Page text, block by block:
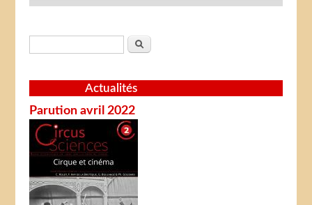
Formulaire de recherche
Rechercher
Actualités
Parution avril 2022